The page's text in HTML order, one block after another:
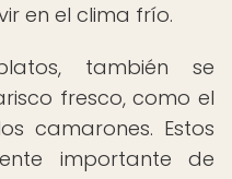
en el clima frío.
también se
fresco, como el
camarones. Estos
importante de